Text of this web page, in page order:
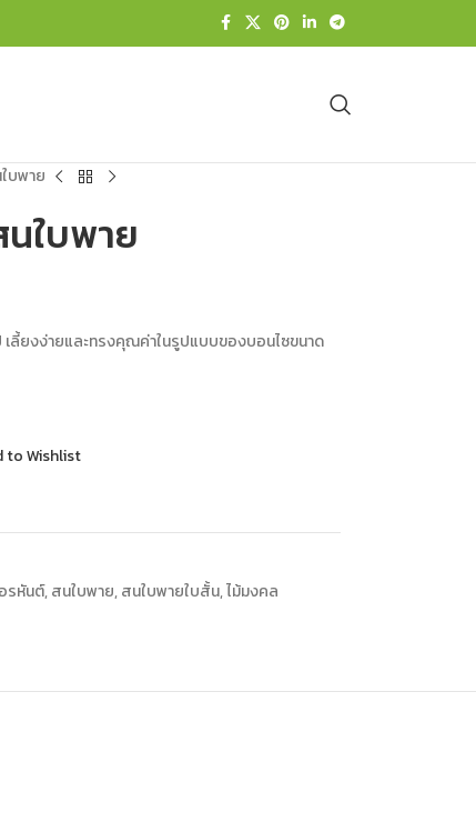
บพาย
นใบพาย
ลี้ยงง่ายและทรงคุณค่าในรูปแบบของบอนไซขนาด
to Wishlist
รหันต์,สนใบพาย,สนใบพายใบสั้น,ไม้มงคล